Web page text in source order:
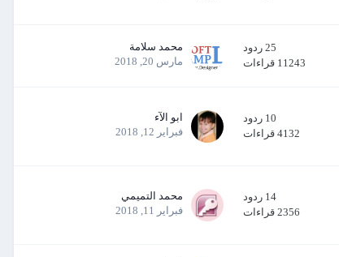
25 ردود
11243 قراءات
محمد سلامة
مارس 20, 2018
10 ردود
4132 قراءات
ابو الآء
فبراير 12, 2018
14 ردود
2356 قراءات
محمد التميمي
فبراير 11, 2018